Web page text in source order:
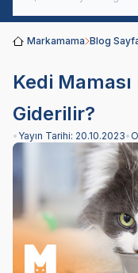
Markamama Blog
Kedi
Giderilir?
• Yayın Tarihi: 20.10.2023•